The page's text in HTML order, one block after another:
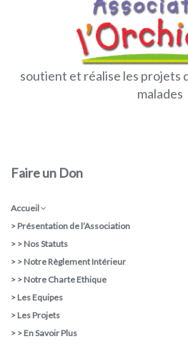
soutient et réalise les projets
malades
Faire un Don
Accueil
> Présentation de l’Association
> > Nos Statuts
> > Notre Règlement Intérieur
> > Notre Charte Ethique
> Les Equipes
> Les Projets
> > En Savoir Plus